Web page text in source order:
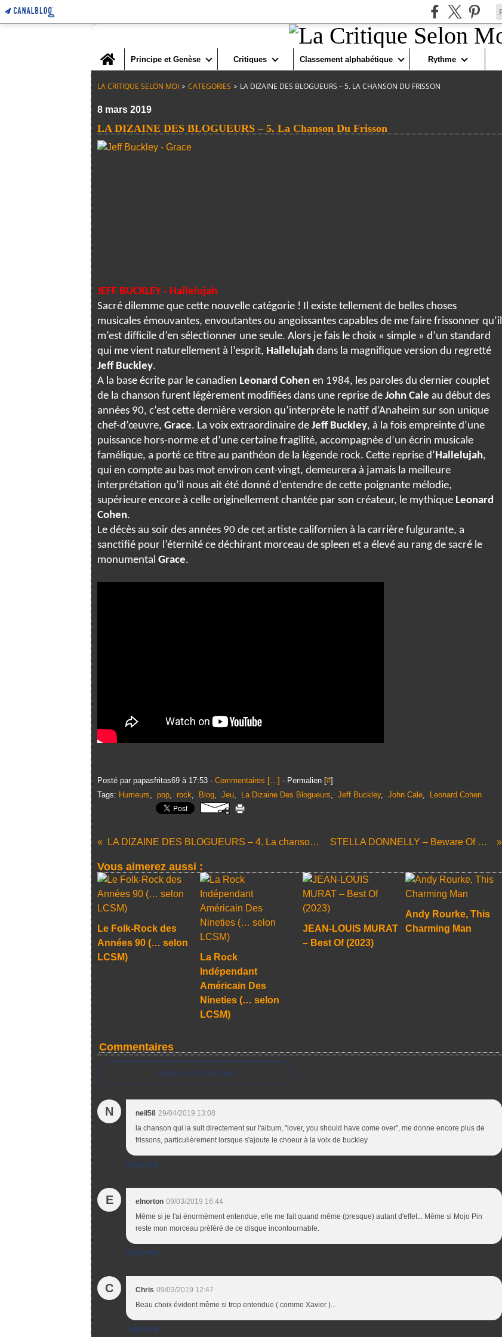
Home
Principe et Genèse Critiques Classement alphabétique Rythme
LA CRITIQUE SELON MOI > CATEGORIES > LA DIZAINE DES BLOGUEURS – 5. LA CHANSON DU FRISSON
8 mars 2019
LA DIZAINE DES BLOGUEURS – 5. La Chanson Du Frisson
JEFF BUCKLEY - Hallelujah
Sacré dilemme que cette nouvelle catégorie ! Il existe tellement de belles choses
musicales émouvantes, envoutantes ou angoissantes capables de me faire frissonner qu’il
m’est difficile d’en sélectionner une seule. Alors je fais le choix « simple » d’un standard
qui me vient naturellement à l’esprit, Hallelujah dans la magnifique version du regretté
Jeff Buckley.
A la base écrite par le canadien Leonard Cohen en 1984, les paroles du dernier couplet
de la chanson furent légèrement modifiées dans une reprise de John Cale au début des
années 90, c’est cette dernière version qu’interprète le natif d’Anaheim sur son unique
chef-d’œuvre, Grace. La voix extraordinaire de Jeff Buckley, à la fois empreinte d’une
puissance hors-norme et d’une certaine fragilité, accompagnée d’un écrin musicale
famélique, a porté ce titre au panthéon de la légende rock. Cette reprise d’Hallelujah,
qui en compte au bas mot environ cent-vingt, demeurera à jamais la meilleure
interprétation qu’il nous ait été donné d’entendre de cette poignante mélodie,
supérieure encore à celle originellement chantée par son créateur, le mythique Leonard
Cohen.
Le décès au soir des années 90 de cet artiste californien à la carrière fulgurante, a
sanctifié pour l’éternité ce déchirant morceau de spleen et a élevé au rang de sacré le
monumental Grace.
Posté par papasfritas69 à 17:53 - Commentaires […] - Permalien [#]
Tags: Humeurs, pop, rock, Blog, Jeu, La Dizaine Des Blogueurs, Jeff Buckley, John Cale, Leonard Cohen
LA DIZAINE DES BLOGUEURS – 4. La chanson Du Déclic Musical STELLA DONNELLY – Beware Of The Dogs (2019)
Vous aimerez aussi :
Le Folk-Rock des
Années 90 (… selon
LCSM)
La Rock
Indépendant
Américain Des
Nineties (… selon
LCSM)
JEAN-LOUIS MURAT
– Best Of (2023)
Andy Rourke, This
Charming Man
Commentaires
Ajouter un commentaire
N neil58 29/04/2019 13:08
la chanson qui la suit directement sur l'album, "lover, you should have come over", me donne encore plus de
frissons, particulièrement lorsque s'ajoute le choeur à la voix de buckley
Répondre
E elnorton 09/03/2019 16:44
Même si je l'ai énormément entendue, elle me fait quand même (presque) autant d'effet... Même si Mojo Pin
reste mon morceau préféré de ce disque incontournable.
Répondre
C Chris 09/03/2019 12:47
Beau choix évident même si trop entendue ( comme Xavier )...
Répondre